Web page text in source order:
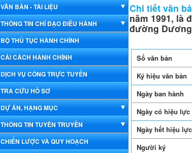
VĂN BẢN - TÀI LIỆU
THÔNG TIN CHỈ ĐẠO ĐIỀU HÀNH
BỘ THỦ TỤC HÀNH CHÍNH
CẢI CÁCH HÀNH CHÍNH
DỊCH VỤ CÔNG TRỰC TUYẾN
TRA CỨU HỒ SƠ
DỰ ÁN, HẠNG MỤC
THÔNG TIN TUYÊN TRUYỀN
CHIẾN LƯỢC VÀ QUY HOẠCH
Chi tiết văn
năm 1991, là
đường Dương
Số văn bản
Ký hiệu văn bản
Ngày ban hành
Ngày có hiệu lực
Ngày hết hiệu lực
Người ký